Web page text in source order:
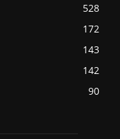
528
172
143
142
90